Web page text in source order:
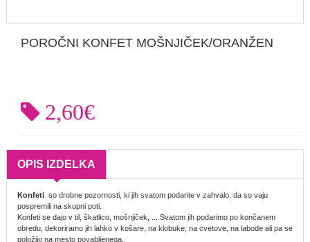
POROČNI KONFET MOŠNJIČEK/ORANŽEN
2,60€
OPIS IZDELKA
Konfeti so drobne pozornosti, ki jih svatom podarite v zahvalo, da so vaju
pospremili na skupni poti.
Konfeti se dajo v til, škatlico, mošnjiček, ... Svatom jih podarimo po končanem
obredu, dekoriramo jih lahko v košare, na klobuke, na cvetove, na labode ali pa se
položijo na mesto povabljenega.